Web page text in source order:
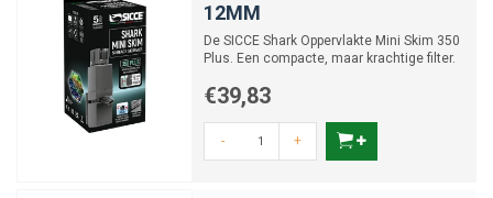
12MM
De SICCE Shark Oppervlakte Mini Skim 350
Plus. Een compacte, maar krachtige filter.
€39,83
- +